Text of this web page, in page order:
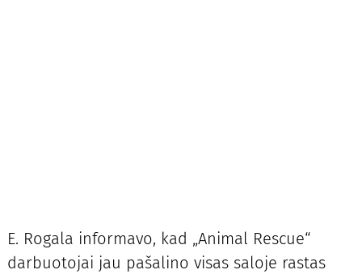
E. Rogala informavo, kad „Animal Rescue“
darbuotojai jau pašalino visas saloje rastas